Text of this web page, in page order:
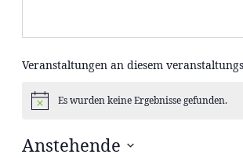
Veranstaltungen an diesem
HinweisEs wurden keine Ergebnisse gefunden.
Anstehende